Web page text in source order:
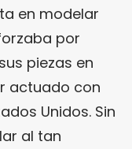
en modelar
por
piezas en
actuado con
Unidos. Sin
al tan